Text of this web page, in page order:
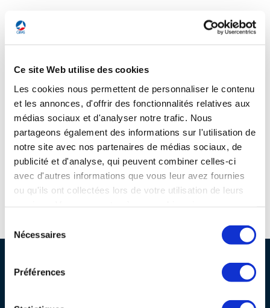
Ce site Web utilise des cookies
Les cookies nous permettent de personnaliser le contenu
et les annonces, d'offrir des fonctionnalités relatives aux
médias sociaux et d'analyser notre trafic. Nous
partageons également des informations sur l'utilisation de
notre site avec nos partenaires de médias sociaux, de
publicité et d'analyse, qui peuvent combiner celles-ci
avec d'autres informations que vous leur avez fournies
ou qu'ils ont collectées lors de votre utilisation de leurs
du Nécessaires
Préférences
COMMISSIONS ET COMITÉS
LA MÉDIATION DANS LA FILIÈRE AÉRONAUTIQUE ET SPATIALE
MÉDIATION ET CHARTE D’ENGAGEMENT SUR LES RELATIONS ENTRE
CLIENTS ET FOURNISSEURS
LA MÉDIATION AU-DELÀ DE LA FILIÈRE AÉRONAUTIQUE ET SPATIALE
PRENDRE CONTACT AVEC LE MÉDIATEUR DE LA FILIÈRE
LE SALON DU BOURGET
CHIFFRES CLÉS
LES ENJEUX
COMPÉTITIVITÉ
LES PUBLICATIONS
DOCUMENTS & BROCHURES
Site connexes et partenaires
Rencontres, salons, données sectorielles,
DEMANDE D’ADHÉSION